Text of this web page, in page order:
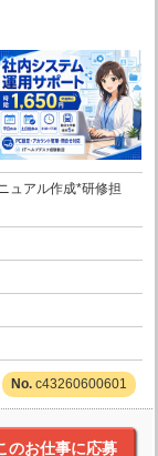
ュアル作成*研修担
c43260600601
のお仕事に応募